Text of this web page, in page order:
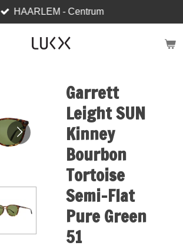
HAARLEM - Centrum
Garrett
Leight SUN
Kinney
Bourbon
Tortoise
Semi-Flat
Pure Green
51